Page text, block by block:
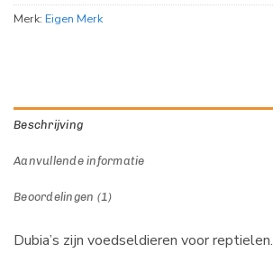
Merk: Eigen Merk
Beschrijving
Aanvullende informatie
Beoordelingen (1)
Dubia’s zijn voedseldieren voor reptielen.